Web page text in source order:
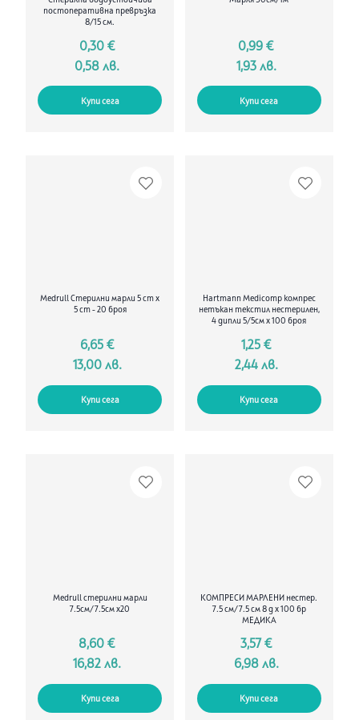
постоперативна превръзка
8/15 см.
0,30 €
0,58 лв.
Купи сега
0,99 €
1,93 лв.
Купи сега
Medrull Стерилни марли 5 cm x
5 cm - 20 броя
6,65 €
13,00 лв.
Купи сега
Hartmann Medicomp компрес
нетъкан текстил нестерилен,
4 дипли 5/5см х 100 броя
1,25 €
2,44 лв.
Купи сега
Medrull стерилни марли
7.5см/7.5см x20
8,60 €
16,82 лв.
Купи сега
КОМПРЕСИ МАРЛЕНИ нестер.
7.5 см/7.5 см 8 д х 100 бр
МЕДИКА
3,57 €
6,98 лв.
Купи сега